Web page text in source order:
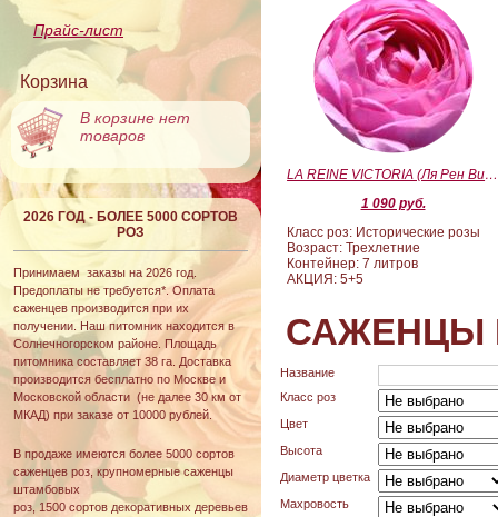
Прайс-лист
Корзина
В корзине нет
товаров
2026 ГОД - БОЛЕЕ 5000 СОРТОВ
РОЗ
Принимаем заказы на 2026 год.
Предоплаты не требуется*. Оплата
саженцев производится при их
получении. Наш питомник находится в
Солнечногорском районе. Площадь
питомника составляет 38 га. Доставка
производится бесплатно по Москве и
Московской области (не далее 30 км от
МКАД) при заказе от 10000 рублей.
В продаже имеются более 5000 сортов
саженцев роз, крупномерные саженцы
штамбовых
роз, 1500 сортов декоративных деревьев
LA REINE VICTORIA (Ля Рен Виктория)
1 090 руб.
Класс роз: Исторические розы
Возраст: Трехлетние
Контейнер: 7 литров
АКЦИЯ: 5+5
САЖЕНЦЫ
Название
Класс роз
Цвет
Высота
Диаметр цветка
Махровость